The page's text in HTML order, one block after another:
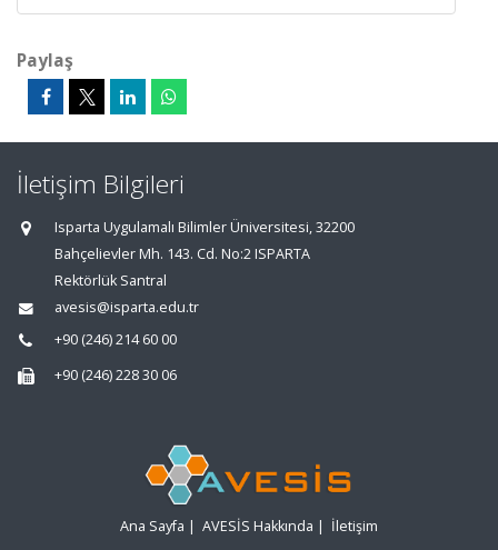
Paylaş
İletişim Bilgileri
Isparta Uygulamalı Bilimler Üniversitesi, 32200
Bahçelievler Mh. 143. Cd. No:2 ISPARTA
Rektörlük Santral
avesis@isparta.edu.tr
+90 (246) 214 60 00
+90 (246) 228 30 06
Ana Sayfa | AVESİS Hakkında | İletişim